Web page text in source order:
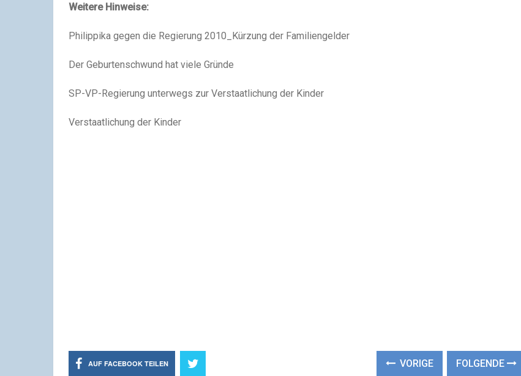
Weitere Hinweise:
Philippika gegen die Regierung 2010_Kürzung der Familiengelder
Der Geburtenschwund hat viele Gründe
SP-VP-Regierung unterwegs zur Verstaatlichung der Kinder
Verstaatlichung der Kinder
AUF FACEBOOK TEILEN VORIGE FOLGENDE